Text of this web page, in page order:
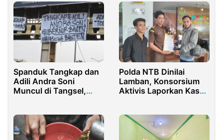
Spanduk Tangkap dan
Adili Andra Soni
Muncul di Tangsel,
Polda NTB Dinilai
Lamban, Konsorsium
Aktivis Laporkan Kasus